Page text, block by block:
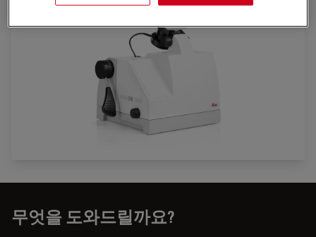
무엇을 도와드릴까요?